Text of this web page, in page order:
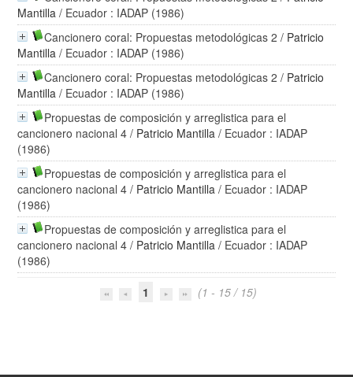
Mantilla / Ecuador : IADAP (1986)
Cancionero coral: Propuestas metodológicas 2 / Patricio
Mantilla / Ecuador : IADAP (1986)
Cancionero coral: Propuestas metodológicas 2 / Patricio
Mantilla / Ecuador : IADAP (1986)
Propuestas de composición y arreglistica para el
cancionero nacional 4 / Patricio Mantilla / Ecuador : IADAP
(1986)
Propuestas de composición y arreglistica para el
cancionero nacional 4 / Patricio Mantilla / Ecuador : IADAP
(1986)
Propuestas de composición y arreglistica para el
cancionero nacional 4 / Patricio Mantilla / Ecuador : IADAP
(1986)
1
(1 - 15 / 15)